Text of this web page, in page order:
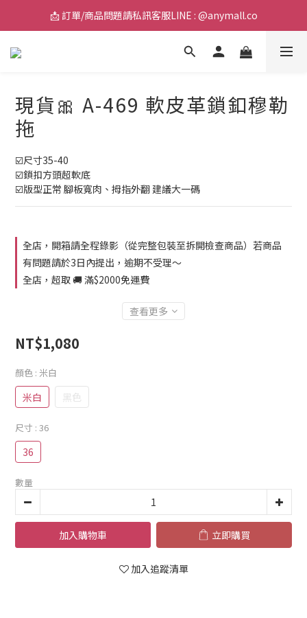
📩 訂單/商品問題請私訊客服LINE : @anymall.co
📩 訂單/商品問題請私訊客服LINE : @anymall.co
🚚 全館滿$2000超取免運 / $3800宅配免運
現貨🎀 A-469 軟皮革鎖釦穆勒
拖
☑️尺寸35-40
☑️鎖扣方頭超軟底
☑️版型正常 腳板寬肉、拇指外翻 建議大一碼
全店，開箱請全程錄影（從完整包裝至拆開檢查商品）若商品
有問題請於3日內提出，逾期不受理～
全店，超取 🚚 滿$2000免運費
查看更多
NT$1,080
顏色 : 米白
米白 黑色
尺寸 : 36
36
數量
加入購物車 立即購買
加入追蹤清單